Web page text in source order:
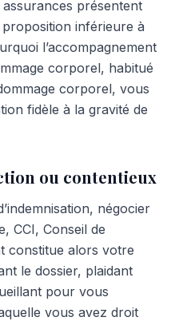
assurances présentent
inférieure à
l’accompagnement
corporel, habitué
corporel, vous
fidèle à la gravité de
ou contentieux
négocier
CCI, Conseil de
constitue alors votre
le dossier, plaidant
pour vous
vous avez droit